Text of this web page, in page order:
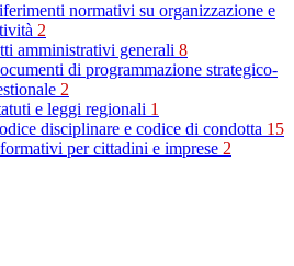
normativi su organizzazione e
2
amministrativi generali 8
di programmazione strategico-
2
e leggi regionali 1
disciplinare e codice di condotta 15
per cittadini e imprese 2